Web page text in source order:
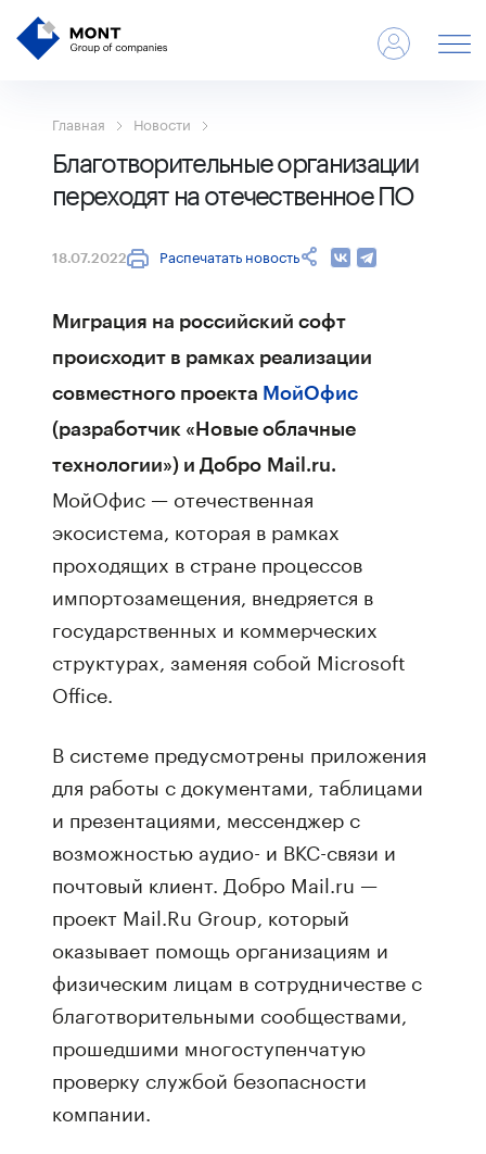
Главная Новости
Благотворительные организации
переходят на отечественное ПО
18.07.2022 Распечатать новость
Миграция на российский софт
происходит в рамках реализации
совместного проекта МойОфис
(разработчик «Новые облачные
технологии») и Добро Mail.ru.
МойОфис — отечественная
экосистема, которая в рамках
проходящих в стране процессов
импортозамещения, внедряется в
государственных и коммерческих
структурах, заменяя собой Microsoft
Office.
В системе предусмотрены приложения
для работы с документами, таблицами
и презентациями, мессенджер с
возможностью аудио- и ВКС-связи и
почтовый клиент. Добро Mail.ru —
проект Mail.Ru Group, который
оказывает помощь организациям и
физическим лицам в сотрудничестве с
благотворительными сообществами,
прошедшими многоступенчатую
проверку службой безопасности
компании.